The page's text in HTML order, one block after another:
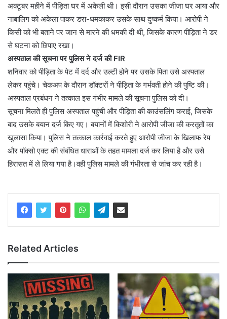
अक्टूबर महीने में पीड़िता घर में अकेली थी। इसी दौरान उसका जीजा घर आया और
नाबालिग को अकेला पाकर डरा-धमकाकर उसके साथ दुष्कर्म किया। आरोपी ने
किसी को भी बताने पर जान से मारने की धमकी दी थी, जिसके कारण पीड़िता ने डर
से घटना को छिपाए रखा।
अस्पताल की सूचना पर पुलिस ने दर्ज की FIR
शनिवार को पीड़िता के पेट में दर्द और उल्टी होने पर उसके पिता उसे अस्पताल
लेकर पहुंचे। चेकअप के दौरान डॉक्टरों ने पीड़िता के गर्भवती होने की पुष्टि की।
अस्पताल प्रबंधन ने तत्काल इस गंभीर मामले की सूचना पुलिस को दी।
सूचना मिलते ही पुलिस अस्पताल पहुंची और पीड़िता की काउंसलिंग कराई, जिसके
बाद उसके बयान दर्ज किए गए। बयानों में किशोरी ने आरोपी जीजा की करतूतों का
खुलासा किया। पुलिस ने तत्काल कार्रवाई करते हुए आरोपी जीजा के खिलाफ रेप
और पॉक्सो एक्ट की संबंधित धाराओं के तहत मामला दर्ज कर लिया है और उसे
हिरासत में ले लिया गया है।वही पुलिस मामले की गंभीरता से जांच कर रही है।
Related Articles